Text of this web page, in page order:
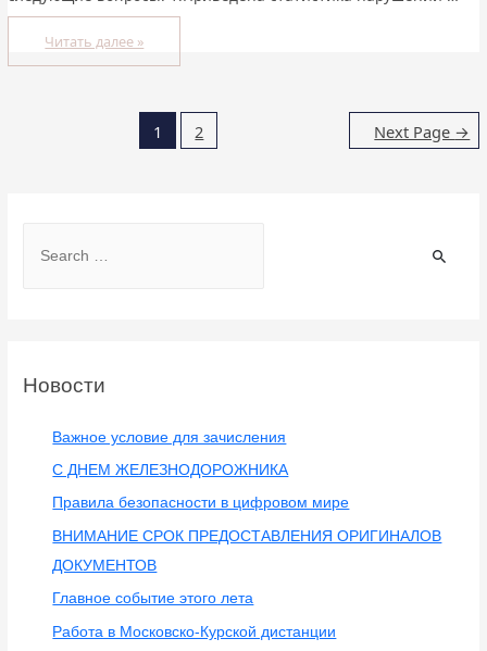
Читать далее »
1 2 Next Page →
Новости
Важное условие для зачисления
С ДНЕМ ЖЕЛЕЗНОДОРОЖНИКА
Правила безопасности в цифровом мире
ВНИМАНИЕ СРОК ПРЕДОСТАВЛЕНИЯ ОРИГИНАЛОВ
ДОКУМЕНТОВ
Главное событие этого лета
Работа в Московско-Курской дистанции